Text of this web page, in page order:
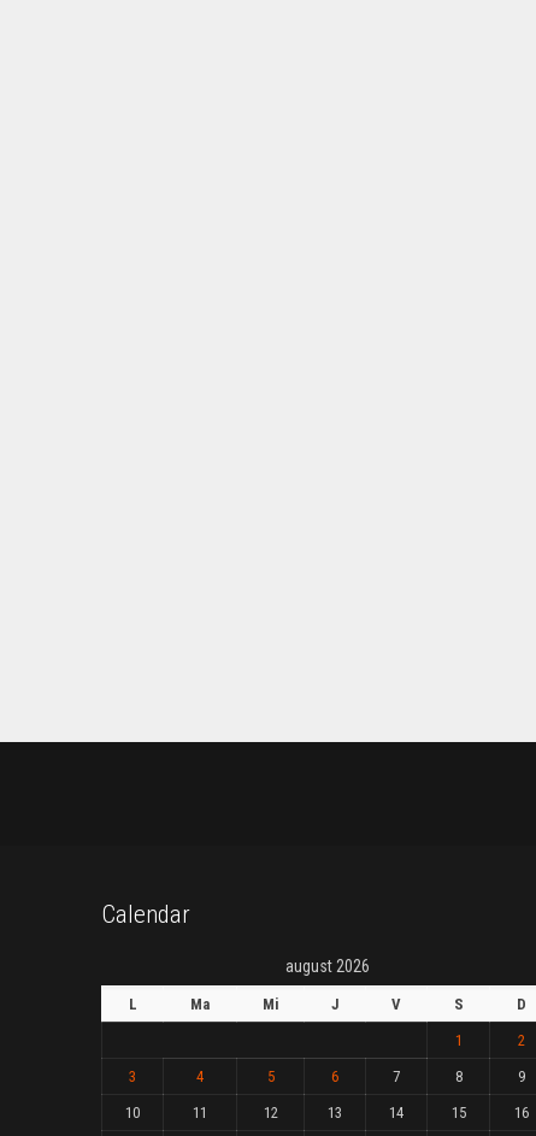
Calendar
august 2026
L Ma Mi J V S
D
1
2
3
4 5 6 7 8
9
10
11 12 13 14 15 16